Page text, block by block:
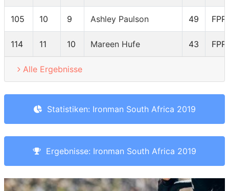
105 10 9 Ashley Paulson 49
114 11 10 Mareen Hufe 43
Alle Ergebnisse
Statistiken: Ironman South Africa 2019
Ergebnisse: Ironman South Africa 2019